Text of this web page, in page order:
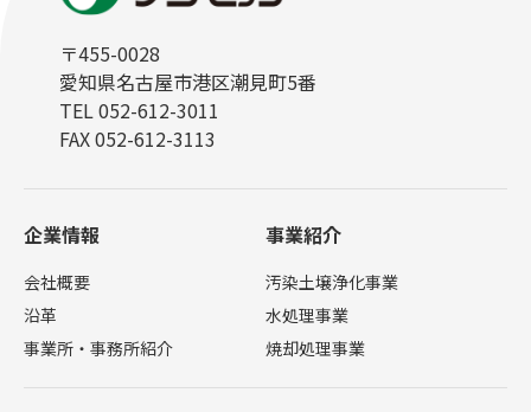
〒455-0028
愛知県名古屋市港区潮見町5番
TEL 052-612-3011
FAX 052-612-3113
企業情報
会社概要
沿革
事業所・事務所紹介
事業紹介
汚染土壌浄化事業
水処理事業
焼却処理事業